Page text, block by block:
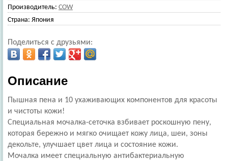
Производитель: COW
Страна: Япония
Поделиться с друзьями:
Описание
Пышная пена и 10 ухаживающих компонентов для красоты
и чистоты кожи!
Специальная мочалка-сеточка взбивает роскошную пену,
которая бережно и мягко очищает кожу лица, шеи, зоны
декольте, улучшает цвет лица и состояние кожи.
Мочалка имеет специальную антибактериальную